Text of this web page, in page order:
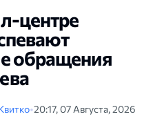
центре
обращения
•20:17, 07 Августа, 2026